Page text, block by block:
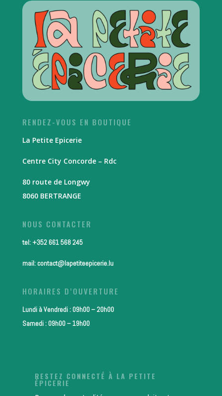
RENDEZ-VOUS EN BOUTIQUE
La Petite Epicerie
Centre City Concorde – Rdc
80 route de Longwy
8060 BERTRANGE
NOUS CONTACTER
tel: +352 661 568 245
mail: contact@lapetiteepicerie.lu
HORAIRES D’OUVERTURE
Lundi à Vendredi : 09h00 – 20h00
Samedi : 09h00 – 19h00
RESTEZ CONNECTÉ À LA PETITE
ÉPICERIE